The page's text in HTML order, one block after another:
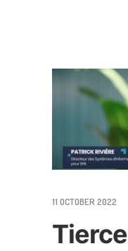
11 OCTOBER 2022
Tierce